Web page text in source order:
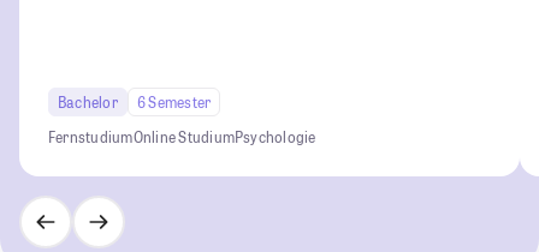
Bachelor
6 Semester
FernstudiumOnline StudiumPsychologie